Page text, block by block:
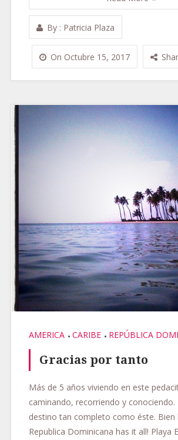
By: Patricia Plaza
On Octubre 15, 2017
AMERICA CARIBE REPÚBLICA
Gracias por tanto
Más de 5 años viviendo en este
caminando, recorriendo y
destino tan completo como éste. Bien
Republica Dominicana has it all! Playa